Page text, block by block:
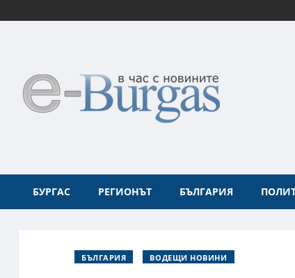
БУРГАС РЕГИОНЪТ БЪЛГАРИЯ
БЪЛГАРИЯ ВОДЕЩИ НОВИНИ